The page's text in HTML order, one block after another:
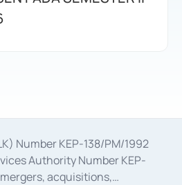
Number KEP-138/PM/1992
Authority Number KEP-
acquisitions,